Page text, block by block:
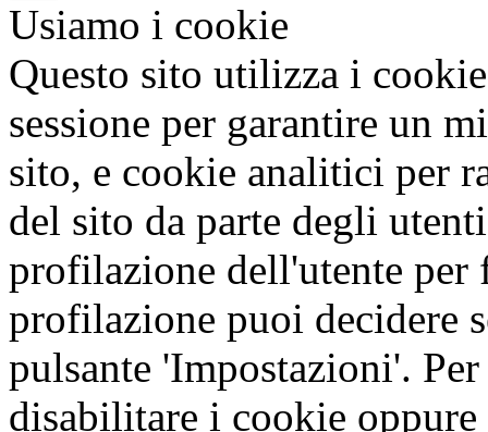
Usiamo i cookie
Questo sito utilizza i
sessione per garantire un
sito, e cookie analitici per
del sito da parte degli
profilazione dell'utente
profilazione puoi decidere
pulsante 'Impostazioni'.
disabilitare i cookie